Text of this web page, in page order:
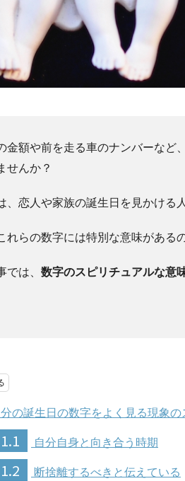
金額や前を走る車のナンバーなど
せんか？
、恋人や家族の誕生日を見かける
れらの数字には特別な意味がある
では、 数字のスピリチュアルな意
分の誕生日の数字をよく見る現象
1.1 自分自身と向き合う時期
1.2 断捨離するべきと伝えている